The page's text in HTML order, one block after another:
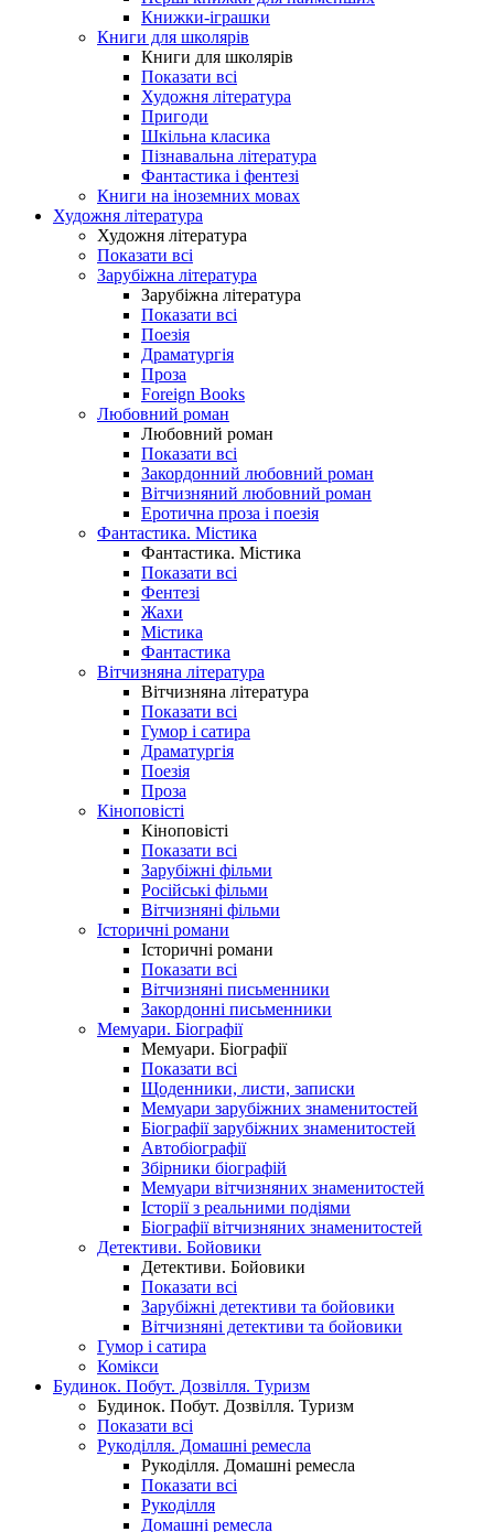
Книжки-іграшки
Книги для школярів
Книги для школярів
Показати всі
Художня література
Пригоди
Шкільна класика
Пізнавальна література
Фантастика і фентезі
Книги на іноземних мовах
Художня література
Художня література
Показати всі
Зарубіжна література
Зарубіжна література
Показати всі
Поезія
Драматургія
Проза
Foreign Books
Любовний роман
Любовний роман
Показати всі
Закордонний любовний роман
Вітчизняний любовний роман
Еротична проза і поезія
Фантастика. Містика
Фантастика. Містика
Показати всі
Фентезі
Жахи
Містика
Фантастика
Вітчизняна література
Вітчизняна література
Показати всі
Гумор і сатира
Драматургія
Поезія
Проза
Кіноповісті
Кіноповісті
Показати всі
Зарубіжні фільми
Російські фільми
Вітчизняні фільми
Історичні романи
Історичні романи
Показати всі
Вітчизняні письменники
Закордонні письменники
Мемуари. Біографії
Мемуари. Біографії
Показати всі
Щоденники, листи, записки
Мемуари зарубіжних знаменитостей
Біографії зарубіжних знаменитостей
Автобіографії
Збірники біографій
Мемуари вітчизняних знаменитостей
Історії з реальними подіями
Біографії вітчизняних знаменитостей
Детективи. Бойовики
Детективи. Бойовики
Показати всі
Зарубіжні детективи та бойовики
Вітчизняні детективи та бойовики
Гумор і сатира
Комікси
Будинок. Побут. Дозвілля. Туризм
Будинок. Побут. Дозвілля. Туризм
Показати всі
Рукоділля. Домашні ремесла
Рукоділля. Домашні ремесла
Показати всі
Рукоділля
Домашні ремесла